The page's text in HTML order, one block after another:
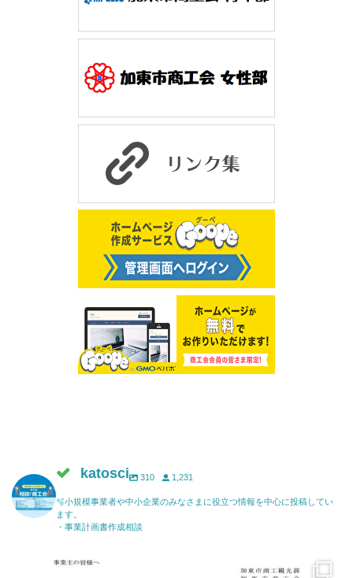
katosci 310 1,231
🫧小規模事業者や中小企業のみなさまに役立つ情報を中心に投稿してい
ます。
・事業計画書作成相談